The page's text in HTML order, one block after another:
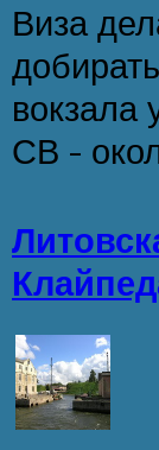
Виза
вокзала
СВ -